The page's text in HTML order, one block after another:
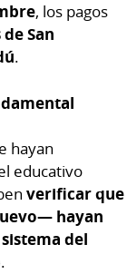
, los pagos
San
.
hayan
educativo
verificar que
hayan
del
.